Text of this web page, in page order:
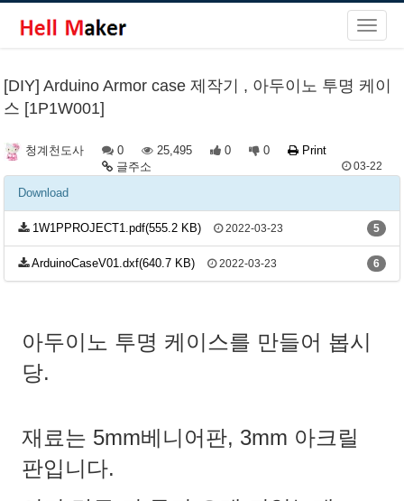
[DIY] Arduino Armor case 제작기 , 아두이노 투명 케이
스 [1P1W001]
청계천도사 0 25,495 0 0
Print
글주소
03-22
Download
1W1PPROJECT1.pdf(555.2 KB) 2022-03-23 5
ArduinoCaseV01.dxf(640.7 KB) 2022-03-23 6
아두이노 투명 케이스를 만들어 봅시
당.
재료는 5mm베니어판, 3mm 아크릴
판입니다.